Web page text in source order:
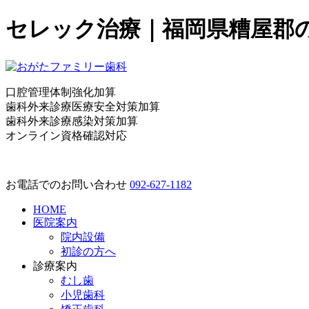
セレック治療｜福岡県糟屋郡
口腔管理体制強化加算
歯科外来診療医療安全対策加算
歯科外来診療感染対策加算
オンライン資格確認対応
お電話でのお問い合わせ 092-627-1182
HOME
医院案内
院内設備
初診の方へ
診療案内
むし歯
小児歯科